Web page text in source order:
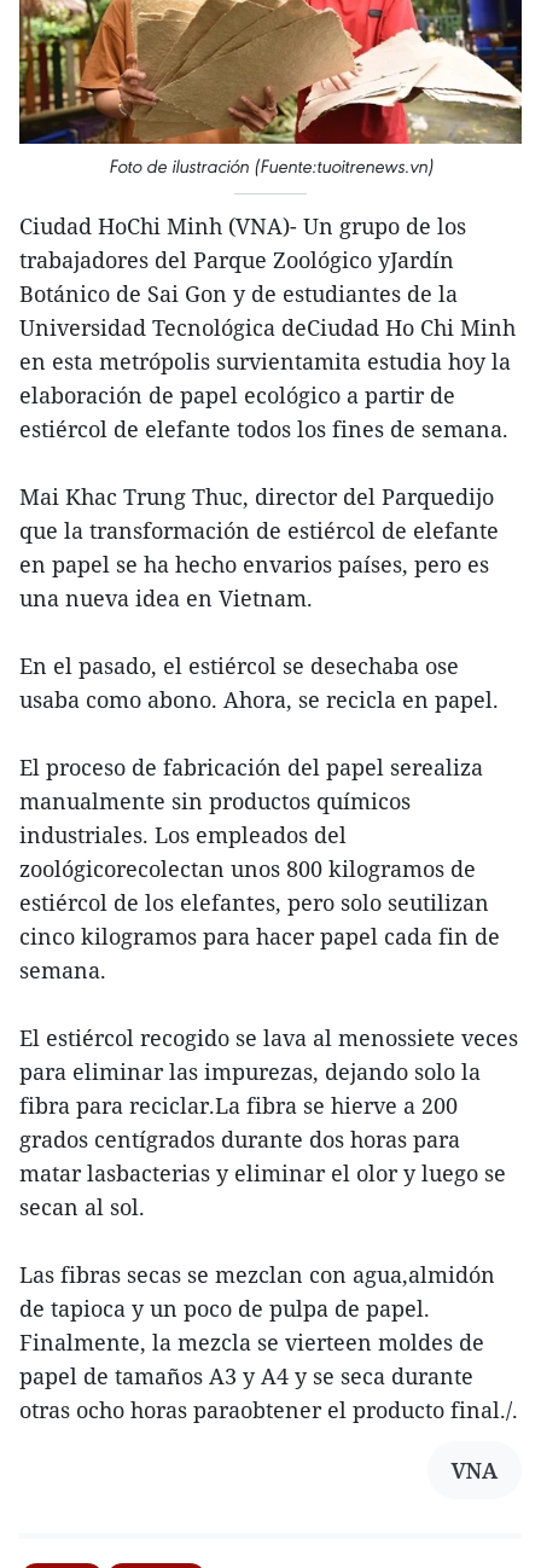
Foto de ilustración (Fuente:tuoitrenews.vn)
Ciudad HoChi Minh (VNA)- Un grupo de los
trabajadores del Parque Zoológico yJardín
Botánico de Sai Gon y de estudiantes de la
Universidad Tecnológica deCiudad Ho Chi Minh
en esta metrópolis survientamita estudia hoy la
elaboración de papel ecológico a partir de
estiércol de elefante todos los fines de semana.
Mai Khac Trung Thuc, director del Parquedijo
que la transformación de estiércol de elefante
en papel se ha hecho envarios países, pero es
una nueva idea en Vietnam.
En el pasado, el estiércol se desechaba ose
usaba como abono. Ahora, se recicla en papel.
El proceso de fabricación del papel serealiza
manualmente sin productos químicos
industriales. Los empleados del
zoológicorecolectan unos 800 kilogramos de
estiércol de los elefantes, pero solo seutilizan
cinco kilogramos para hacer papel cada fin de
semana.
El estiércol recogido se lava al menossiete veces
para eliminar las impurezas, dejando solo la
fibra para reciclar.La fibra se hierve a 200
grados centígrados durante dos horas para
matar lasbacterias y eliminar el olor y luego se
secan al sol.
Las fibras secas se mezclan con agua,almidón
de tapioca y un poco de pulpa de papel.
Finalmente, la mezcla se vierteen moldes de
papel de tamaños A3 y A4 y se seca durante
otras ocho horas paraobtener el producto final./.
VNA